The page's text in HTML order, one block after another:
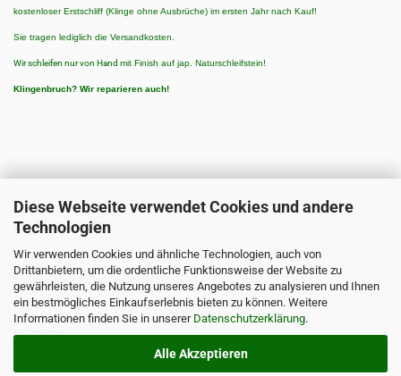
Diese Webseite verwendet Cookies und andere
Technologien
Wir verwenden Cookies und ähnliche Technologien, auch von
Drittanbietern, um die ordentliche Funktionsweise der Website zu
gewährleisten, die Nutzung unseres Angebotes zu analysieren und Ihnen
ein bestmögliches Einkaufserlebnis bieten zu können. Weitere
Informationen finden Sie in unserer Datenschutzerklärung.
Alle Akzeptieren
kostenloser Erstschliff (Klinge ohne Ausbrüche) im ersten Jahr nach Kauf!
Sie tragen lediglich die Versandkosten.
Wir schleifen nur von Hand mit Finish auf jap. Naturschleifstein!
Klingenbruch? Wir reparieren auch!
ZAHLUNGSARTEN
Zahlungsarten:
3 % Rabatt bei Vorkasse/Banküberweisung
PayPal